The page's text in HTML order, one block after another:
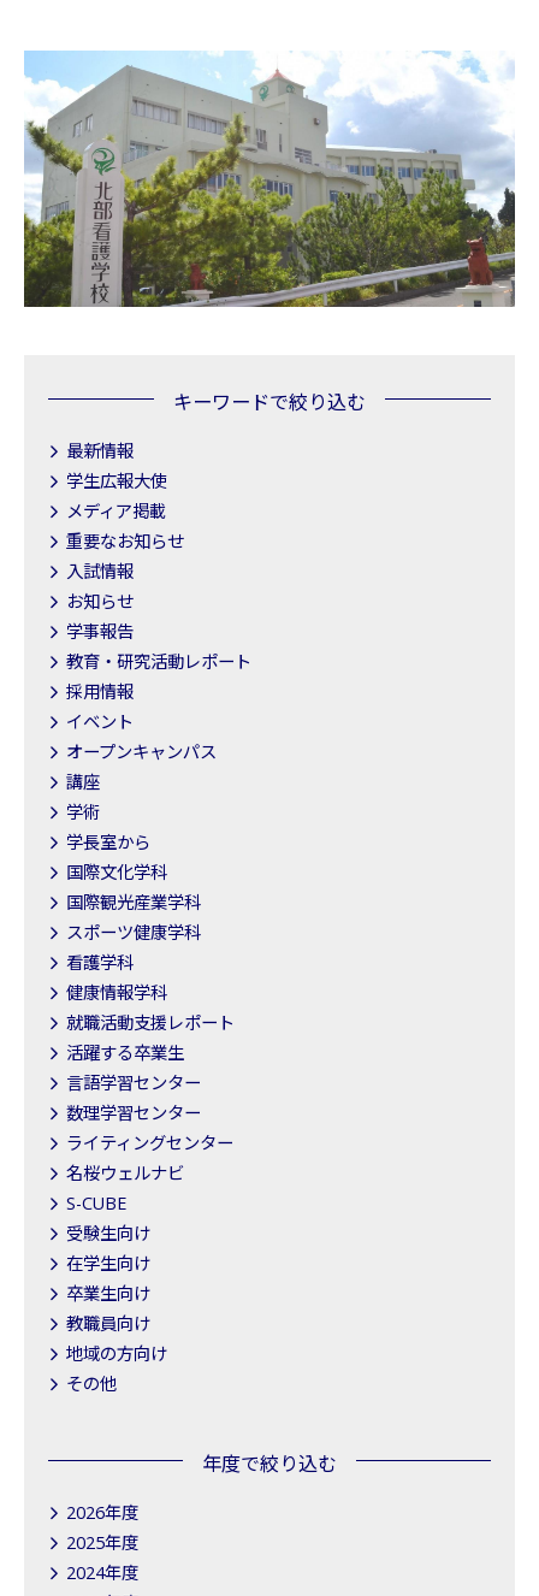
キーワードで絞り込む
最新情報
学生広報大使
メディア掲載
重要なお知らせ
入試情報
お知らせ
学事報告
教育・研究活動レポート
採用情報
イベント
オープンキャンパス
講座
学術
学長室から
国際文化学科
国際観光産業学科
スポーツ健康学科
看護学科
健康情報学科
就職活動支援レポート
活躍する卒業生
言語学習センター
数理学習センター
ライティングセンター
名桜ウェルナビ
S-CUBE
受験生向け
在学生向け
卒業生向け
教職員向け
地域の方向け
その他
年度で絞り込む
2026年度
2025年度
2024年度